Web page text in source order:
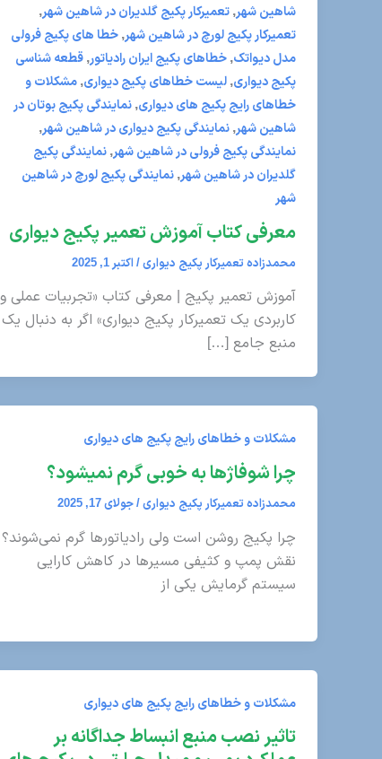
شاهین شهر,تعمیرکار پکیج گلدیران در شاهین شهر,
تعمیرکار پکیج لورچ در شاهین شهر,خطا های پکیج فرولی
مدل دیواتک,خطاهای پکیج ایران رادیاتور,قطعه شناسی
پکیج دیواری,لیست خطاهای پکیج دیواری,مشکلات و
خطاهای رایج پکیج های دیواری,نمایندگی پکیج بوتان در
شاهین شهر,نمایندگی پکیج دیواری در شاهین شهر,
نمایندگی پکیج فرولی در شاهین شهر,نمایندگی پکیج
گلدیران در شاهین شهر,نمایندگی پکیج لورچ در شاهین
شهر
معرفی کتاب آموزش تعمیر پکیج دیواری
محمدزاده تعمیرکار پکیج دیواری/ اکتبر 1, 2025
آموزش تعمیر پکیج | معرفی کتاب «تجربیات عملی و
کاربردی یک تعمیرکار پکیج دیواری» اگر به دنبال یک
منبع جامع […]
مشکلات و خطاهای رایج پکیج های دیواری
چرا شوفاژها به خوبی گرم نمیشود؟
محمدزاده تعمیرکار پکیج دیواری/جولای 17, 2025
چرا پکیج روشن است ولی رادیاتورها گرم نمی‌شوند؟
نقش پمپ و کثیفی مسیرها در کاهش کارایی
سیستم گرمایش یکی از
مشکلات و خطاهای رایج پکیج های دیواری
تاثیر نصب منبع انبساط جداگانه بر